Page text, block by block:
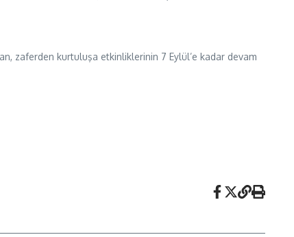
zaferden kurtuluşa etkinliklerinin 7 Eylül’e kadar devam